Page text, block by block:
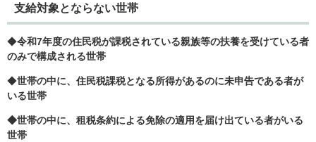
支給対象とならない世帯
◆令和7年度の住民税が課税されている親族等の扶養を受けている者
のみで構成される世帯
◆世帯の中に、住民税課税となる所得があるのに未申告である者が
いる世帯
◆世帯の中に、租税条約による免除の適用を届け出ている者がいる
世帯